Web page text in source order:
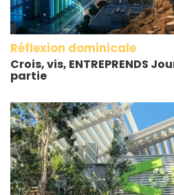
Réflexion dominicale
Crois, vis, ENTREPRENDS
partie